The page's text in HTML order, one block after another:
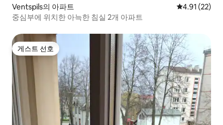
Ventspils의 아파트 평점 4.91점
4.91 (22)
중심부에 위치한 아늑한 침실 2개 아파트
게스트 선호
게스트 선호